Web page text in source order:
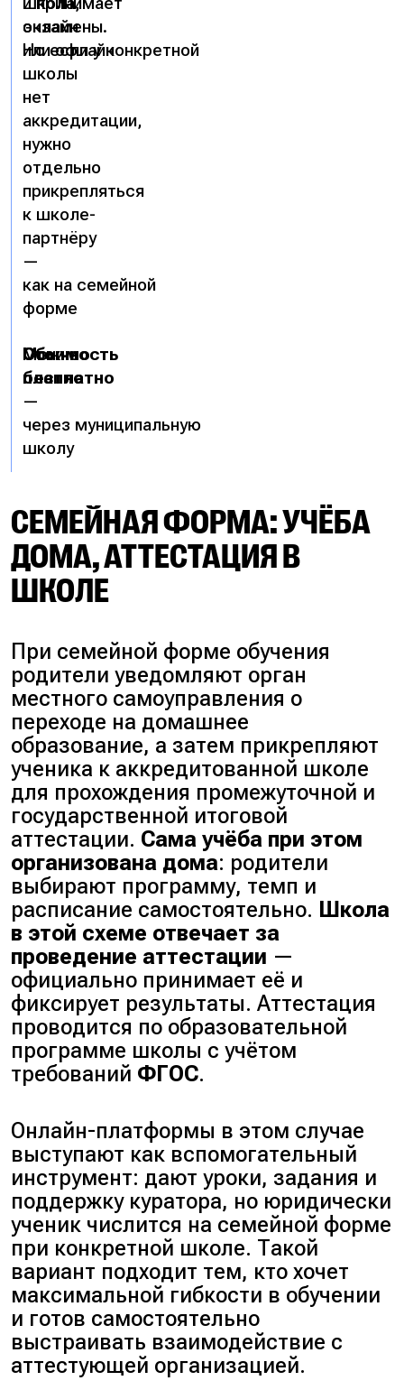
онлайн
или офлайн
экзамены.
Но если у конкретной
школы
нет
аккредитации,
нужно
отдельно
прикрепляться
к школе-
партнёру
—
как на семейной
форме
Стоимость
Можно
бесплатно
—
через муниципальную
школу
Обычно
платно
СЕМЕЙНАЯ ФОРМА: УЧЁБА
ДОМА, АТТЕСТАЦИЯ В
ШКОЛЕ
При семейной форме обучения
родители уведомляют орган
местного самоуправления о
переходе на домашнее
образование, а затем прикрепляют
ученика к аккредитованной школе
для прохождения промежуточной и
государственной итоговой
аттестации. Сама учёба при этом
организована дома: родители
выбирают программу, темп и
расписание самостоятельно. Школа
в этой схеме отвечает за
проведение аттестации —
официально принимает её и
фиксирует результаты. Аттестация
проводится по образовательной
программе школы с учётом
требований ФГОС.
Онлайн-платформы в этом случае
выступают как вспомогательный
инструмент: дают уроки, задания и
поддержку куратора, но юридически
ученик числится на семейной форме
при конкретной школе. Такой
вариант подходит тем, кто хочет
максимальной гибкости в обучении
и готов самостоятельно
выстраивать взаимодействие с
аттестующей организацией.